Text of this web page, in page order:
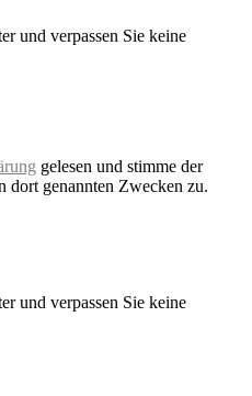
und verpassen Sie keine
gelesen und stimme der
dort genannten Zwecken zu.
und verpassen Sie keine